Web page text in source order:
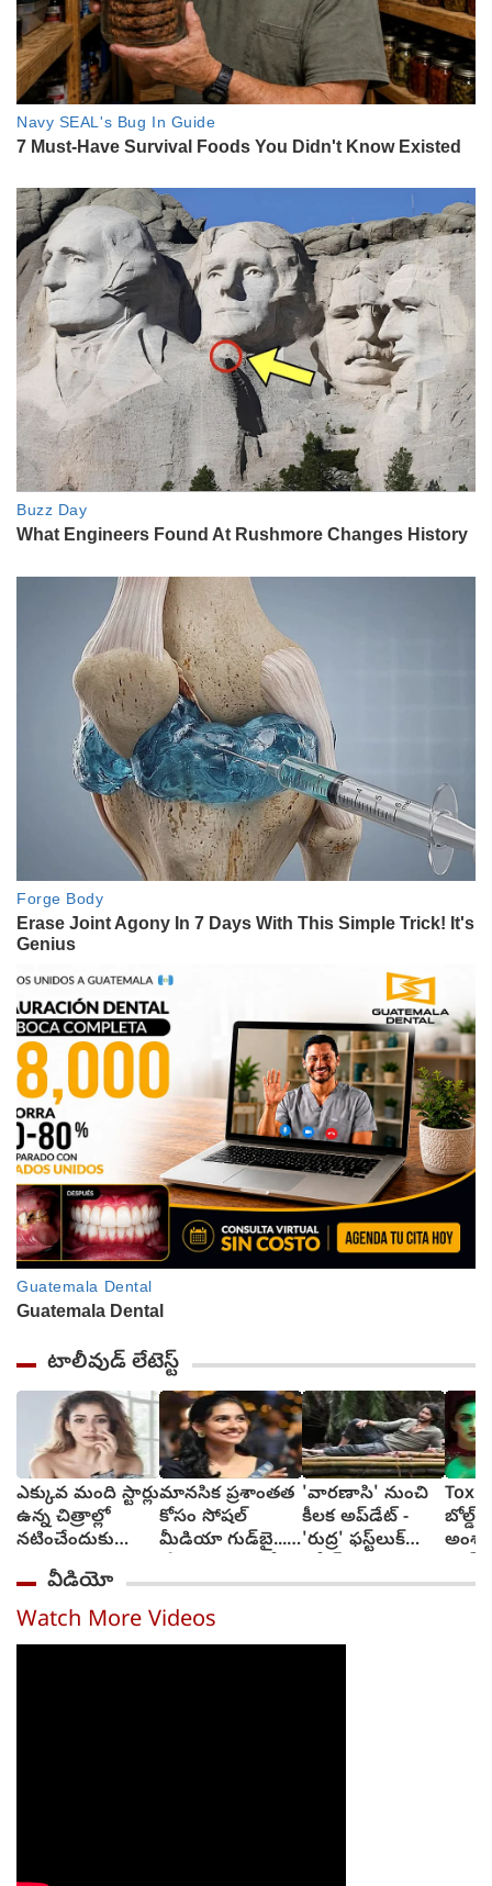
టాలీవుడ్ లేటెస్ట్
ఎక్కువ మంది స్టార్లు
ఉన్న చిత్రాల్లో
నటించేందుకు
జంకుతాను :
నయనతార
మానసిక ప్రశాంతత
కోసం సోషల్
మీడియా గుడ్‌బై...
వెల్లడి
'వారణాసి' నుంచి
కీలక అప్‌డేట్ -
'రుద్ర' ఫస్ట్‌లుక్
బోల్డ్,
వీడియో
Watch More Videos